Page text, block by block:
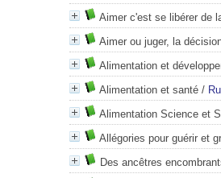
Aimer c'est se libérer de
Aimer ou juger, la
Alimentation et
Alimentation et santé /
Alimentation Science et
Allégories pour guérir et
Des ancêtres